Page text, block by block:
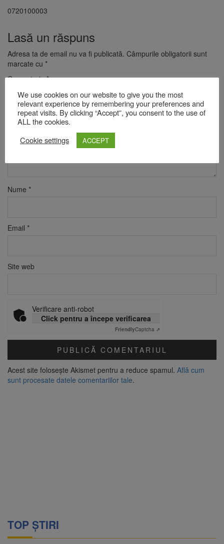
0720100003
Lasă un răspuns
Adresa ta de email nu va fi publicată. Câmpurile obligatorii sunt
marcate cu *
Comentariu*
Nume *
Email *
Site web
Verificare anti-robot
Click pentru a începe verificarea
FriendlyCaptcha ⇗
Acest site folosește Akismet pentru a reduce spamul. Află cum
sunt procesate datele comentariilor tale.
TOP ȘTIRI
We use cookies on our website to give you the most
relevant experience by remembering your preferences and
repeat visits. By clicking “Accept”, you consent to the use of
ALL the cookies.
Cookie settings
ACCEPT